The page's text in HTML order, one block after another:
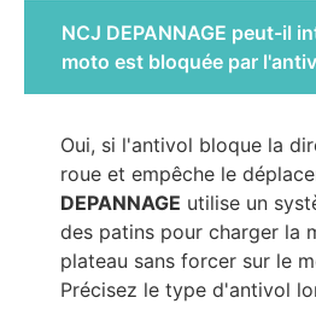
NCJ DEPANNAGE peut-il
moto est bloquée par
Oui, si l'antivol bloque la
roue et empêche le
DEPANNAGE utilise un
des patins pour charger la
plateau sans forcer sur le
Précisez le type d'antivol